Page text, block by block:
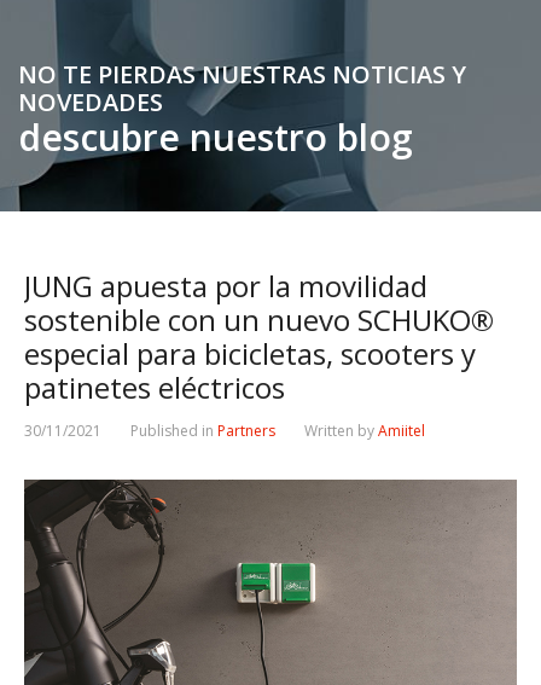
NO TE PIERDAS NUESTRAS NOTICIAS Y
NOVEDADES
descubre nuestro blog
JUNG apuesta por la movilidad
sostenible con un nuevo SCHUKO®
especial para bicicletas, scooters y
patinetes eléctricos
30/11/2021 Published in Partners Written byAmiitel